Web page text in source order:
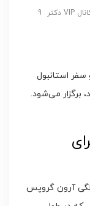
9
عضویت در کانال VIP دکتر
استانبول
کمپین، قرعه‌کشی بزرگ جشن ۹ سالگی آرون گروپس